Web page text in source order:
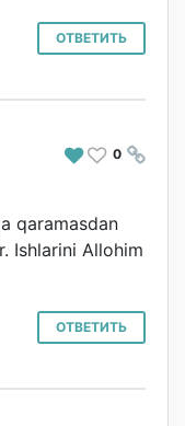
ОТВЕТИТЬ
# 0
qaramasdan
Ishlarini Allohim
ОТВЕТИТЬ